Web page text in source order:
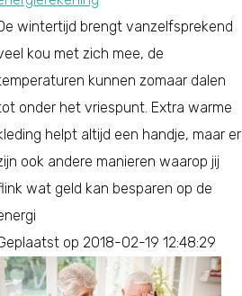
wintertijd brengt vanzelfsprekend
kou met zich mee, de
kunnen zomaar dalen
onder het vriespunt. Extra warme
helpt altijd een handje, maar er
ook andere manieren waarop jij
wat geld kan besparen op de
op 2018-02-19 12:48:29